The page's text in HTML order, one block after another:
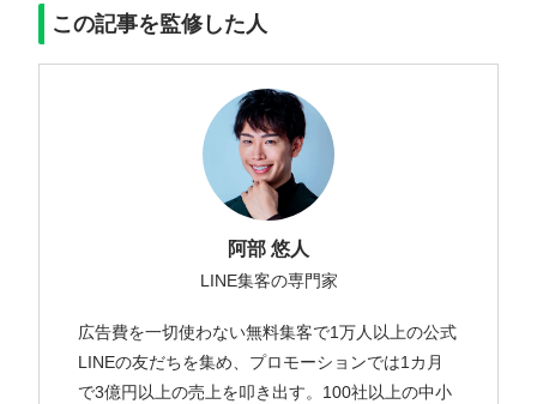
この記事を監修した人
阿部 悠人
LINE集客の専門家
広告費を一切使わない無料集客で1万人以上の公式
LINEの友だちを集め、プロモーションでは1カ月
で3億円以上の売上を叩き出す。100社以上の中小